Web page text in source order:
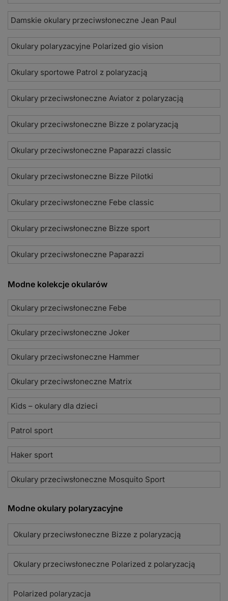
Damskie okulary przeciwsłoneczne Jean Paul
Okulary polaryzacyjne Polarized gio vision
Okulary sportowe Patrol z polaryzacją
Okulary przeciwsłoneczne Aviator z polaryzacją
Okulary przeciwsłoneczne Bizze z polaryzacją
Okulary przeciwsłoneczne Paparazzi classic
Okulary przeciwsłoneczne Bizze Pilotki
Okulary przeciwsłoneczne Febe classic
Okulary przeciwsłoneczne Bizze sport
Okulary przeciwsłoneczne Paparazzi
Modne kolekcje okularów
Okulary przeciwsłoneczne Febe
Okulary przeciwsłoneczne Joker
Okulary przeciwsłoneczne Hammer
Okulary przeciwsłoneczne Matrix
Kids – okulary dla dzieci
Patrol sport
Haker sport
Okulary przeciwsłoneczne Mosquito Sport
Modne okulary polaryzacyjne
Okulary przeciwsłoneczne Bizze z polaryzacją
Okulary przeciwsłoneczne Polarized z polaryzacją
Polarized polaryzacja